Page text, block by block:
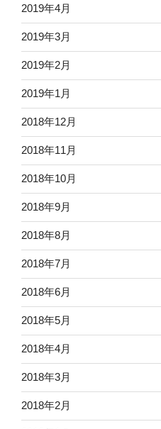
2019年4月
2019年3月
2019年2月
2019年1月
2018年12月
2018年11月
2018年10月
2018年9月
2018年8月
2018年7月
2018年6月
2018年5月
2018年4月
2018年3月
2018年2月